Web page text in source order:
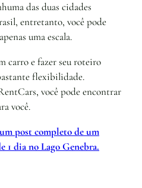
das duas cidades
entretanto, você pode
uma escala.
carro e fazer seu roteiro
flexibilidade.
você pode encontrar
você.
post completo de um
1 dia no Lago Genebra.